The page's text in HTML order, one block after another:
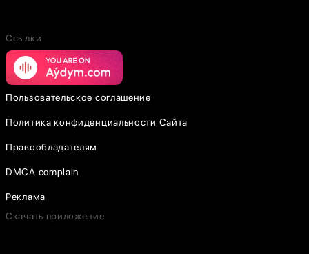
Ссылки
Пользовательское соглашение
Политика конфиденциальности Сайта
Правообладателям
DMCA complain
Реклама
Скачать приложение